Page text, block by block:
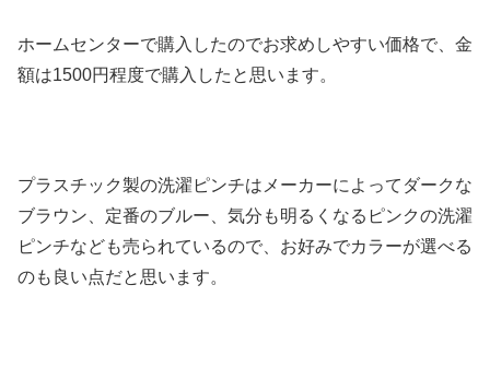
ホームセンターで購入したのでお求めしやすい価格で、金
額は1500円程度で購入したと思います。
プラスチック製の洗濯ピンチはメーカーによってダークな
ブラウン、定番のブルー、気分も明るくなるピンクの洗濯
ピンチなども売られているので、お好みでカラーが選べる
のも良い点だと思います。